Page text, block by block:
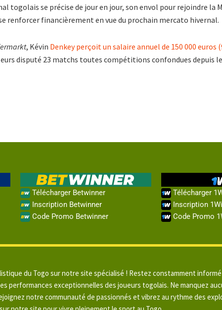
togolais se précise de jour en jour, son envol pour rejoindre
renforcer financièrement en vue du prochain mercato hivernal.
, Kévin Denkey perçoit un salaire annuel de 150 000 euros
disputé 23 matchs toutes compétitions confondues depuis
Télécharger Betwinner
Inscription Betwinner
Code Promo Betwinner
Télécharger
Inscription
Code Promo
du Togo sur notre site spécialisé ! Restez constamment
performances exceptionnelles des joueurs togolais. Ne manquez
notre communauté de passionnés et vibrez au rythme des